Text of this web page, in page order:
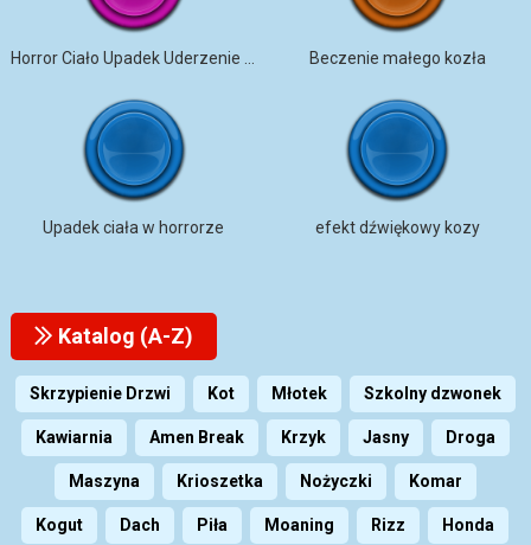
Beczenie małego kozła
Upadek ciała w horrorze efekt dźwiękowy kozy
Katalog (A-Z)
Skrzypienie Drzwi Kot Młotek Szkolny dzwonek
Kawiarnia Amen Break Krzyk Jasny Droga
Maszyna Krioszetka Nożyczki Komar
Kogut Dach Piła Moaning Rizz Honda